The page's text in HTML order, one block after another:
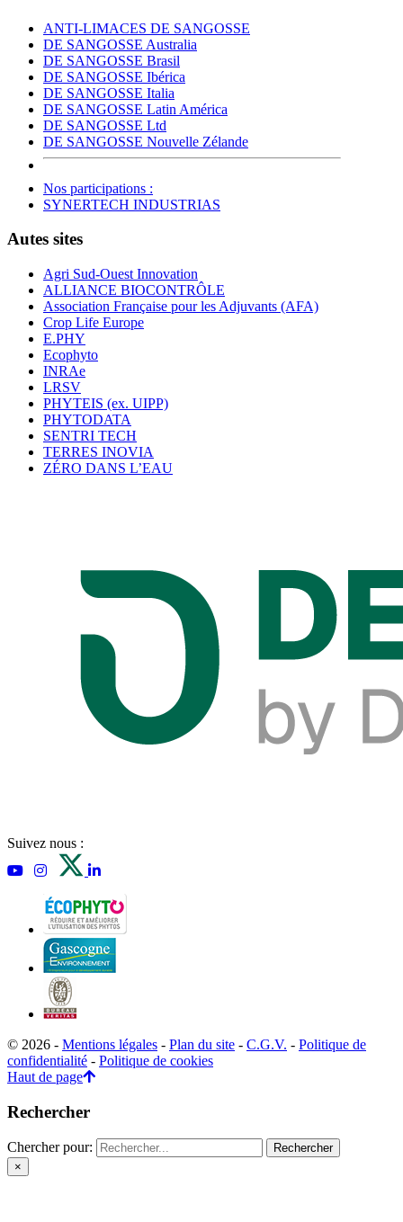
ANTI-LIMACES DE SANGOSSE
DE SANGOSSE Australia
DE SANGOSSE Brasil
DE SANGOSSE Ibérica
DE SANGOSSE Italia
DE SANGOSSE Latin América
DE SANGOSSE Ltd
DE SANGOSSE Nouvelle Zélande
Nos participations :
SYNERTECH INDUSTRIAS
Autes sites
Agri Sud-Ouest Innovation
ALLIANCE BIOCONTRÔLE
Association Française pour les Adjuvants (AFA)
Crop Life Europe
E.PHY
Ecophyto
INRAe
LRSV
PHYTEIS (ex. UIPP)
PHYTODATA
SENTRI TECH
TERRES INOVIA
ZÉRO DANS L’EAU
Suivez nous :
© 2026 - Mentions légales - Plan du site - C.G.V. - Politique de
confidentialité - Politique de cookies
Haut de page
Rechercher
Chercher pour:
×